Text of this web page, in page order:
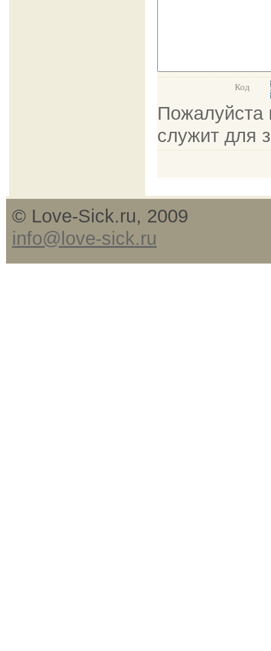
Код
Пожалуйста
служит для
© Love-Sick.ru, 2009
info@love-sick.ru